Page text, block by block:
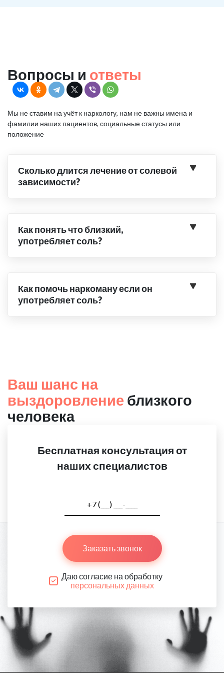
Вопросы и ответы
Мы не ставим на учёт к наркологу, нам не важны имена и
фамилии наших пациентов, социальные статусы или
положение
Сколько длится лечение от солевой
зависимости?
Как понять что близкий,
употребляет соль?
Как помочь наркоману если он
употребляет соль?
Ваш шанс на
выздоровление близкого
человека
Бесплатная консультация от
наших специалистов
Заказать звонок
Даю согласие на обработку
персональных данных